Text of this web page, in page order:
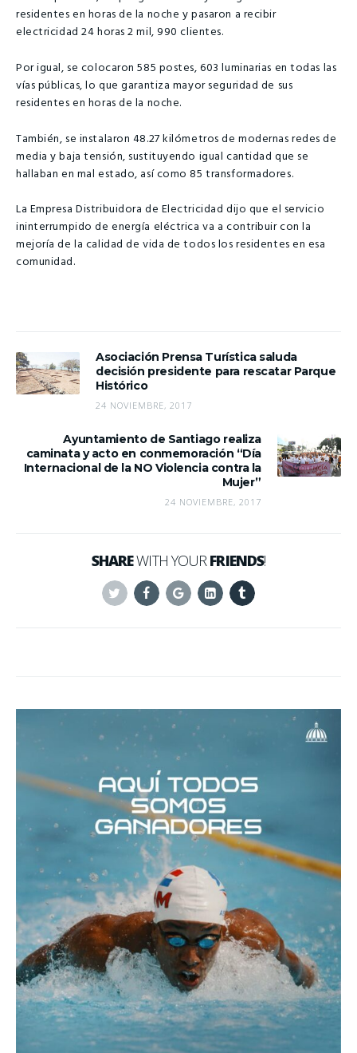
residentes en horas de la noche y pasaron a recibir
electricidad 24 horas 2 mil, 990 clientes.
Por igual, se colocaron 585 postes, 603 luminarias en todas las
vías públicas, lo que garantiza mayor seguridad de sus
residentes en horas de la noche.
También, se instalaron 48.27 kilómetros de modernas redes de
media y baja tensión, sustituyendo igual cantidad que se
hallaban en mal estado, así como 85 transformadores.
La Empresa Distribuidora de Electricidad dijo que el servicio
ininterrumpido de energía eléctrica va a contribuir con la
mejoría de la calidad de vida de todos los residentes en esa
comunidad.
Asociación Prensa Turística saluda
decisión presidente para rescatar Parque
Histórico
24 NOVIEMBRE, 2017
Ayuntamiento de Santiago realiza
caminata y acto en conmemoración “Día
Internacional de la NO Violencia contra la
Mujer”
24 NOVIEMBRE, 2017
SHAREWITH YOURFRIENDS!